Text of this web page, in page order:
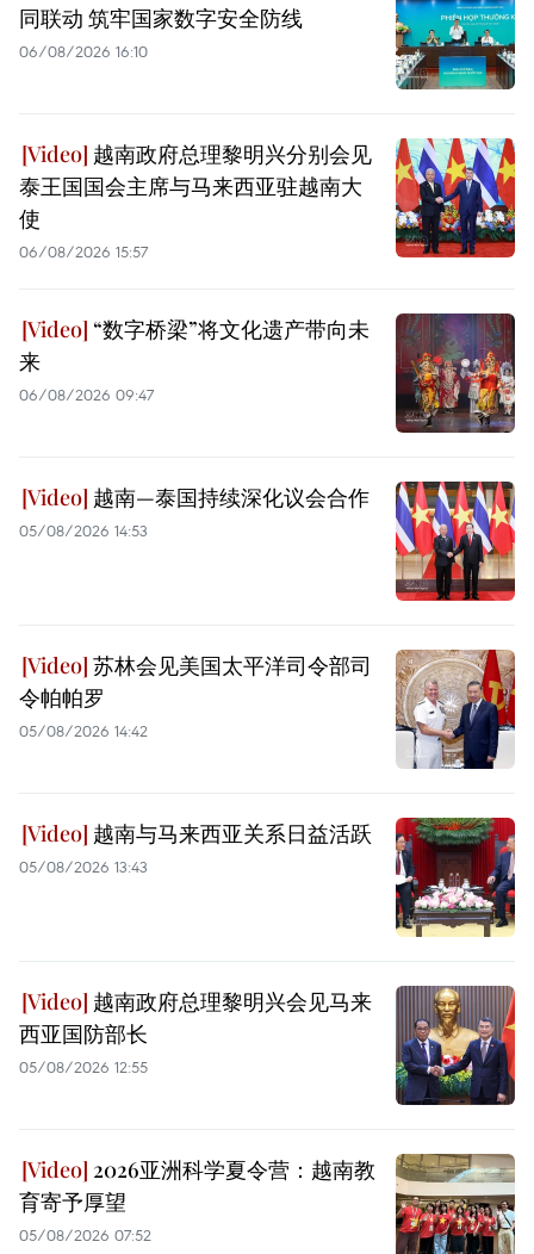
同联动 筑牢国家数字安全防线
06/08/2026 16:10
越南政府总理黎明兴分别会见
泰王国国会主席与马来西亚驻越南大
使
06/08/2026 15:57
“数字桥梁”将文化遗产带向未
来
06/08/2026 09:47
越南—泰国持续深化议会合作
05/08/2026 14:53
苏林会见美国太平洋司令部司
令帕帕罗
05/08/2026 14:42
越南与马来西亚关系日益活跃
05/08/2026 13:43
越南政府总理黎明兴会见马来
西亚国防部长
05/08/2026 12:55
2026亚洲科学夏令营：越南教
育寄予厚望
05/08/2026 07:52